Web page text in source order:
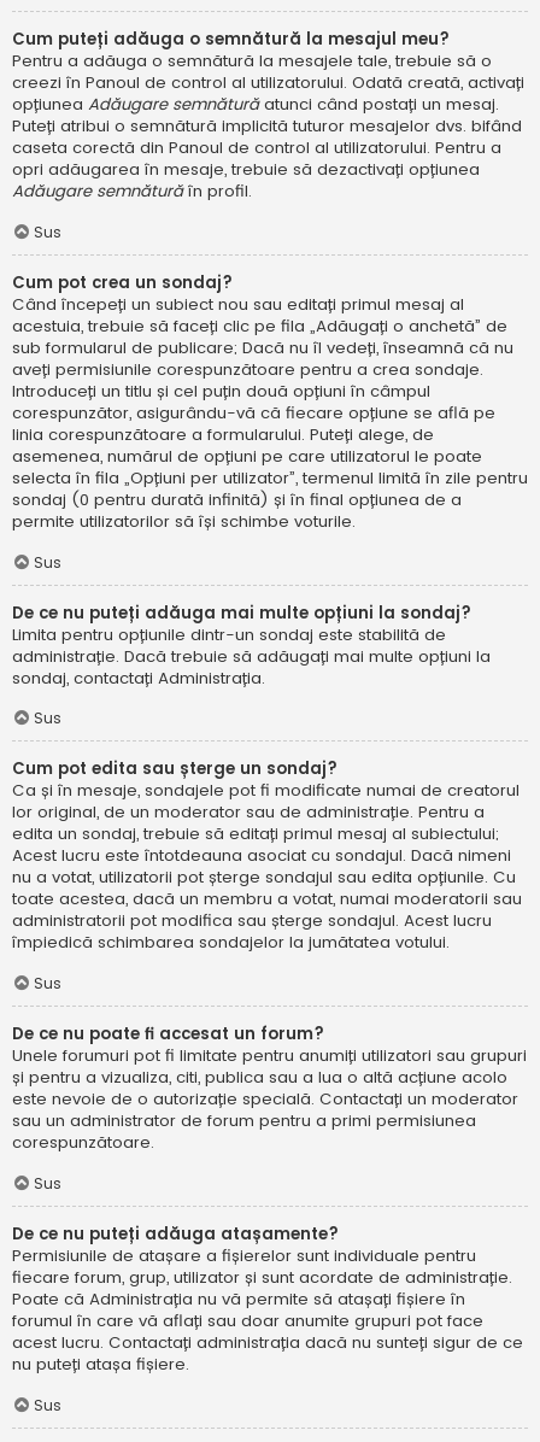
Cum puteți adăuga o semnătură la mesajul meu?
Pentru a adăuga o semnătură la mesajele tale, trebuie să o
creezi în Panoul de control al utilizatorului. Odată creată, activați
opțiunea Adăugare semnăturăatunci când postați un mesaj.
Puteți atribui o semnătură implicită tuturor mesajelor dvs. bifând
caseta corectă din Panoul de control al utilizatorului. Pentru a
opri adăugarea în mesaje, trebuie să dezactivați opțiunea
Adăugare semnăturăîn profil.
Sus
Cum pot crea un sondaj?
Când începeți un subiect nou sau editați primul mesaj al
acestuia, trebuie să faceți clic pe fila „Adăugați o anchetă” de
sub formularul de publicare; Dacă nu îl vedeți, înseamnă că nu
aveți permisiunile corespunzătoare pentru a crea sondaje.
Introduceți un titlu și cel puțin două opțiuni în câmpul
corespunzător, asigurându-vă că fiecare opțiune se află pe
linia corespunzătoare a formularului. Puteți alege, de
asemenea, numărul de opțiuni pe care utilizatorul le poate
selecta în fila „Opțiuni per utilizator”, termenul limită în zile pentru
sondaj (0 pentru durată infinită) și în final opțiunea de a
permite utilizatorilor să își schimbe voturile.
Sus
De ce nu puteți adăuga mai multe opțiuni la sondaj?
Limita pentru opțiunile dintr-un sondaj este stabilită de
administrație. Dacă trebuie să adăugați mai multe opțiuni la
sondaj, contactați Administrația.
Sus
Cum pot edita sau șterge un sondaj?
Ca și în mesaje, sondajele pot fi modificate numai de creatorul
lor original, de un moderator sau de administrație. Pentru a
edita un sondaj, trebuie să editați primul mesaj al subiectului;
Acest lucru este întotdeauna asociat cu sondajul. Dacă nimeni
nu a votat, utilizatorii pot șterge sondajul sau edita opțiunile. Cu
toate acestea, dacă un membru a votat, numai moderatorii sau
administratorii pot modifica sau șterge sondajul. Acest lucru
împiedică schimbarea sondajelor la jumătatea votului.
Sus
De ce nu poate fi accesat un forum?
Unele forumuri pot fi limitate pentru anumiți utilizatori sau grupuri
și pentru a vizualiza, citi, publica sau a lua o altă acțiune acolo
este nevoie de o autorizație specială. Contactați un moderator
sau un administrator de forum pentru a primi permisiunea
corespunzătoare.
Sus
De ce nu puteți adăuga atașamente?
Permisiunile de atașare a fișierelor sunt individuale pentru
fiecare forum, grup, utilizator și sunt acordate de administrație.
Poate că Administrația nu vă permite să atașați fișiere în
forumul în care vă aflați sau doar anumite grupuri pot face
acest lucru. Contactați administrația dacă nu sunteți sigur de ce
nu puteți atașa fișiere.
Sus